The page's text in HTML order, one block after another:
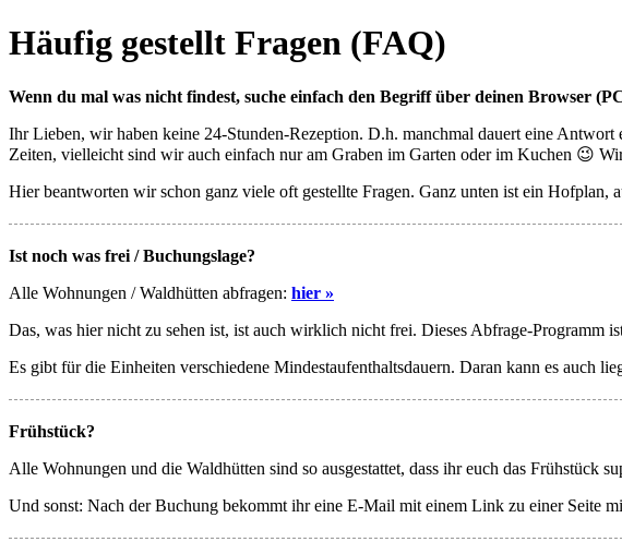
Häufig gestellt Fragen (FAQ)
Wenn du mal was nicht findest, suche einfach den Begriff über deinen Browser
Ihr Lieben, wir haben keine 24-Stunden-Rezeption. D.h. manchmal dauert eine
Zeiten, vielleicht sind wir auch einfach nur am Graben im Garten oder im Kuchen 😉
Hier beantworten wir schon ganz viele oft gestellte Fragen. Ganz unten ist ein Hofplan,
Ist noch was frei / Buchungslage?
Alle Wohnungen / Waldhütten abfragen: hier »
Das, was hier nicht zu sehen ist, ist auch wirklich nicht frei. Dieses Abfrage-Programm
Es gibt für die Einheiten verschiedene Mindestaufenthaltsdauern. Daran kann es auch
Frühstück?
Alle Wohnungen und die Waldhütten sind so ausgestattet, dass ihr euch das Frühstück
Und sonst: Nach der Buchung bekommt ihr eine E-Mail mit einem Link zu einer Seite